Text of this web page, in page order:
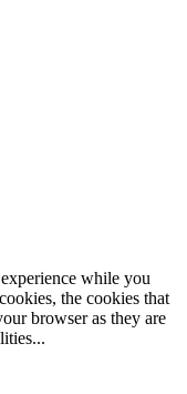
while you
the cookies that
browser as they are
...